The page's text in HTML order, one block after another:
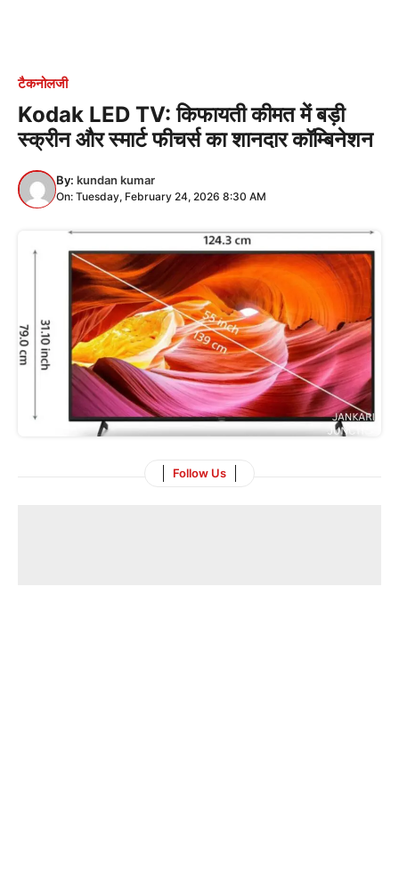
टैकनोलजी
Kodak LED TV: किफायती कीमत में बड़ी
स्क्रीन और स्मार्ट फीचर्स का शानदार कॉम्बिनेशन
By: kundan kumar
On: Tuesday, February 24, 2026 8:30 AM
Follow Us